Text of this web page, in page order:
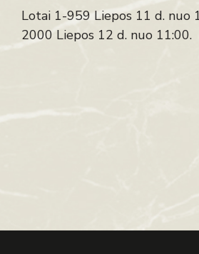
Lotai 1-959 Liepos 11 d. nuo
2000 Liepos 12 d. nuo 11:00.